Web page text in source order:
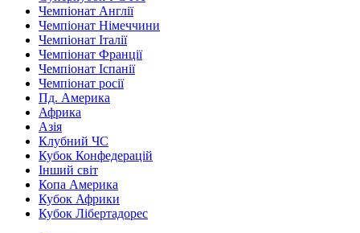
Чемпіонат Англії
Чемпіонат Німеччини
Чемпіонат Італії
Чемпіонат Франції
Чемпіонат Іспанії
Чемпіонат росії
Пд. Америка
Африка
Азія
Клубний ЧС
Кубок Конфедерацій
Інший світ
Копа Америка
Кубок Африки
Кубок Лібертадорес